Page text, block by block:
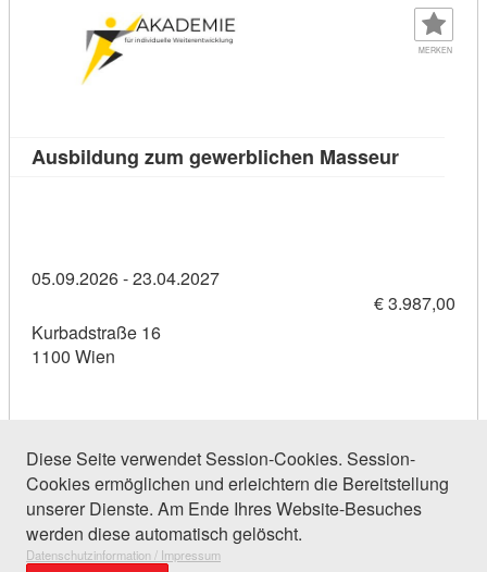
MERKEN
Ausbildung zum gewerblichen Masseur
05.09.2026 - 23.04.2027
€ 3.987,00
Kurbadstraße 16
1100 Wien
104 Einträge gefunden (1 von 5)
Diese Seite verwendet Session-Cookies. Session-
Cookies ermöglichen und erleichtern die Bereitstellung
unserer Dienste. Am Ende Ihres Website-Besuches
werden diese automatisch gelöscht.
Datenschutzinformation / Impressum